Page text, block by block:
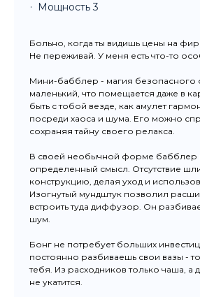
Мощность 3
Больно, когда ты видишь цены на
Не переживай. У меня есть что-то
Мини-бабблер - магия безопасного
маленький, что помещается даже в
быть с тобой везде, как амулет
посреди хаоса и шума. Его можно
сохраняя тайну своего релакса.
В своей необычной форме бабблер
определенный смысл. Отсутствие
конструкцию, делая уход и
Изогнутый мундштук позволил
встроить туда диффузор. Он
шум.
Бонг не потребует больших
постоянно разбиваешь свои вазы - то
тебя. Из расходников только чаша, а
не укатится.